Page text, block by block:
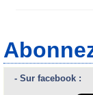
- Sur facebook :